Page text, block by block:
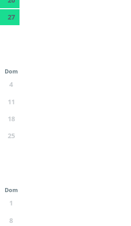
27
Dom
4
11
18
25
Dom
1
8